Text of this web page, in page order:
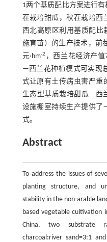
1两个基质配比方案进行
茬栽培甜瓜，秋茬栽培西
西北高原区利用基质配
施育苗）的生产技术，前
元·hm-2 ，西兰花经济产值
—西兰花种植模式可实现
式让原有土传病虫害严重
生态型基质栽培甜瓜—西
设施棚室持续生产提供了
式。
Abstract
To address the issues of
planting structure, and
stability in the non-arable
based vegetable cultivation
China, two substrate
charcoal:river sand=3:1